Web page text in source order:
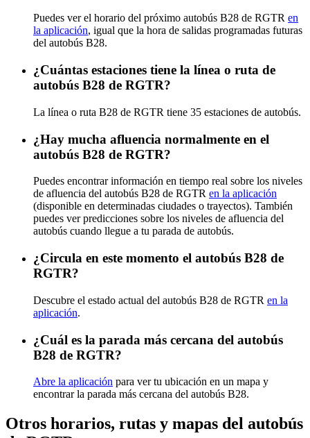
Puedes ver el horario del próximo autobús B28 de RGTR en
la aplicación, igual que la hora de salidas programadas futuras
del autobús B28.
¿Cuántas estaciones tiene la línea o ruta de
autobús B28 de RGTR?
La línea o ruta B28 de RGTR tiene 35 estaciones de autobús.
¿Hay mucha afluencia normalmente en el
autobús B28 de RGTR?
Puedes encontrar información en tiempo real sobre los niveles
de afluencia del autobús B28 de RGTR en la aplicación
(disponible en determinadas ciudades o trayectos). También
puedes ver predicciones sobre los niveles de afluencia del
autobús cuando llegue a tu parada de autobús.
¿Circula en este momento el autobús B28 de
RGTR?
Descubre el estado actual del autobús B28 de RGTR en la
aplicación.
¿Cuál es la parada más cercana del autobús
B28 de RGTR?
Abre la aplicación para ver tu ubicación en un mapa y
encontrar la parada más cercana del autobús B28.
Otros horarios, rutas y mapas del autobús